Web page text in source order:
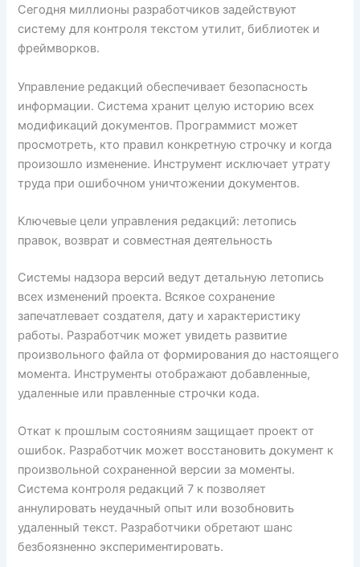
Сегодня миллионы разработчиков задействуют
систему для контроля текстом утилит, библиотек и
фреймворков.
Управление редакций обеспечивает безопасность
информации. Система хранит целую историю всех
модификаций документов. Программист может
просмотреть, кто правил конкретную строчку и когда
произошло изменение. Инструмент исключает утрату
труда при ошибочном уничтожении документов.
Ключевые цели управления редакций: летопись
правок, возврат и совместная деятельность
Системы надзора версий ведут детальную летопись
всех изменений проекта. Всякое сохранение
запечатлевает создателя, дату и характеристику
работы. Разработчик может увидеть развитие
произвольного файла от формирования до настоящего
момента. Инструменты отображают добавленные,
удаленные или правленные строчки кода.
Откат к прошлым состояниям защищает проект от
ошибок. Разработчик может восстановить документ к
произвольной сохраненной версии за моменты.
Система контроля редакций 7 к позволяет
аннулировать неудачный опыт или возобновить
удаленный текст. Разработчики обретают шанс
безбоязненно экспериментировать.